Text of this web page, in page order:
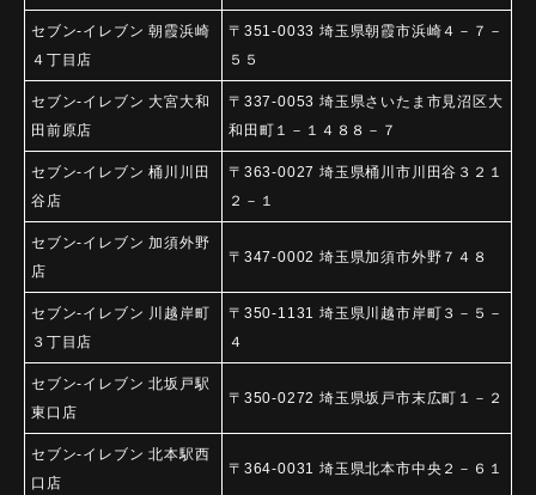
セブン-イレブン 朝霞浜崎
４丁目店
〒351-0033 埼玉県朝霞市浜崎４－７－
５５
セブン-イレブン 大宮大和
田前原店
〒337-0053 埼玉県さいたま市見沼区大
和田町１－１４８８－７
セブン-イレブン 桶川川田
谷店
〒363-0027 埼玉県桶川市川田谷３２１
２－１
セブン-イレブン 加須外野
店
〒347-0002 埼玉県加須市外野７４８
セブン-イレブン 川越岸町
３丁目店
〒350-1131 埼玉県川越市岸町３－５－
４
セブン-イレブン 北坂戸駅
東口店
〒350-0272 埼玉県坂戸市末広町１－２
セブン-イレブン 北本駅西
口店
〒364-0031 埼玉県北本市中央２－６１